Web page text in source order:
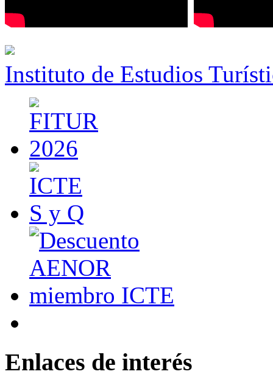
Instituto de Estudios
Enlaces de interés